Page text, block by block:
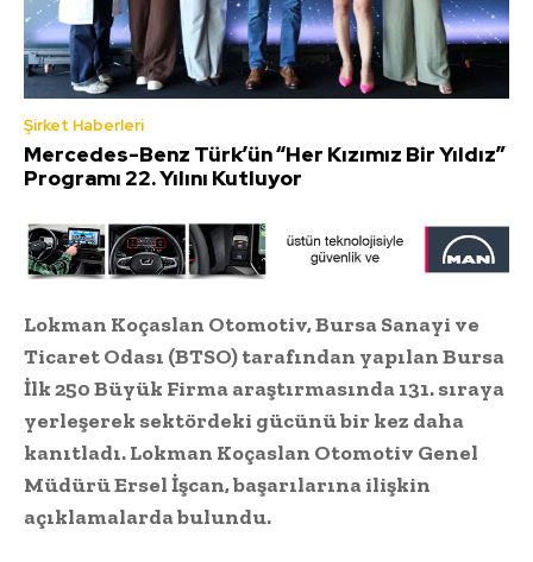
Şirket Haberleri
Mercedes-Benz Türk’ün “Her Kızımız Bir Yıldız”
Programı 22. Yılını Kutluyor
Lokman Koçaslan Otomotiv, Bursa Sanayi ve
Ticaret Odası (BTSO) tarafından yapılan Bursa
İlk 250 Büyük Firma araştırmasında 131. sıraya
yerleşerek sektördeki gücünü bir kez daha
kanıtladı. Lokman Koçaslan Otomotiv Genel
Müdürü Ersel İşcan, başarılarına ilişkin
açıklamalarda bulundu.